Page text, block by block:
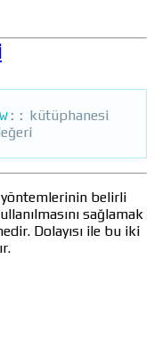
:: kütüphanesi
belirli
sağlamak
Dolayısı ile bu iki